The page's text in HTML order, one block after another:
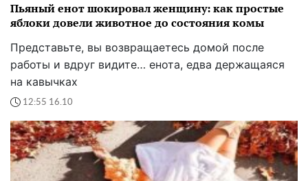
Пьяный енот шокировал женщину: как простые
яблоки довели животное до состояния комы
Представьте, вы возвращаетесь домой после
работы и вдруг видите… енота, едва держащаяся
на кавычках
12:55 16.10